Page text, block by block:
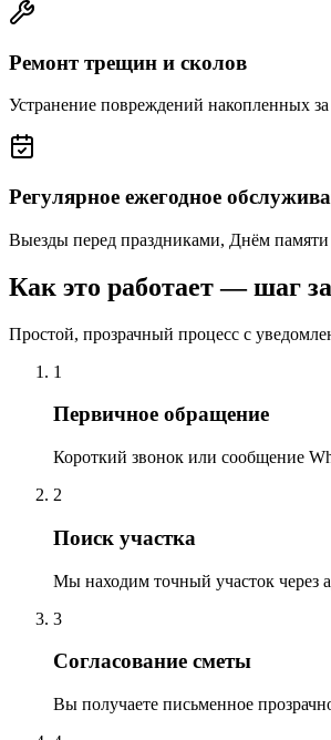
Ремонт трещин и сколов
Устранение повреждений накопленных
Регулярное ежегодное
Выезды перед праздниками, Днём
Как это работает — шаг
Простой, прозрачный процесс с
1
Первичное обращение
Короткий звонок или сообщение
2
Поиск участка
Мы находим точный участок через
3
Согласование сметы
Вы получаете письменное